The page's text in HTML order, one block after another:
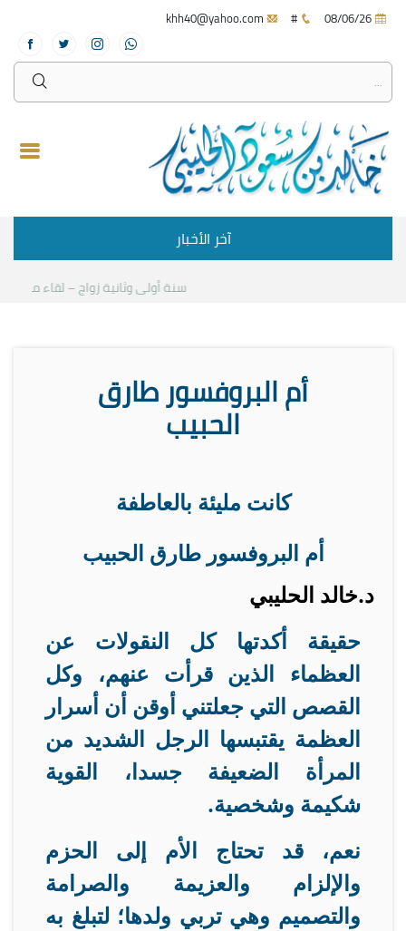
#
آخر الأخبار
سنة أولى وثانية زواج – لقاء مع د.خالد
أم البروفسور طارق
الحبيب
كانت مليئة بالعاطفة
أم البروفسور طارق الحبيب
د.خالد الحليبي
حقيقة أكدتها كل النقولات عن
العظماء الذين قرأت عنهم، وكل
القصص التي جعلتني أوقن أن أسرار
العظمة يقتبسها الرجل الشديد من
المرأة الضعيفة جسدا، القوية
شكيمة وشخصية.
نعم، قد تحتاج الأم إلى الحزم
والإلزام والعزيمة والصرامة
والتصميم وهي تربي ولدها؛ لتبلغ به